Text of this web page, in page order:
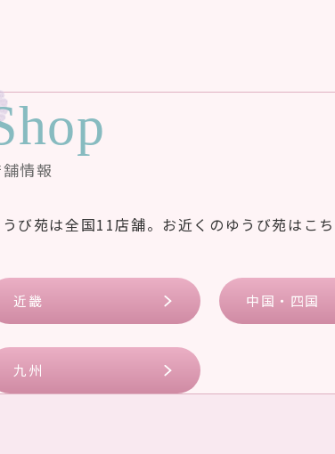
情報
うび苑は全国11店舗。お近くのゆうび苑はこ
近畿 中国・四国
九州